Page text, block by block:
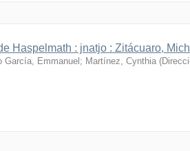
Haspelmath : jnatjo : Zitácuaro,
García, Emmanuel ; Martínez, Cynthia (